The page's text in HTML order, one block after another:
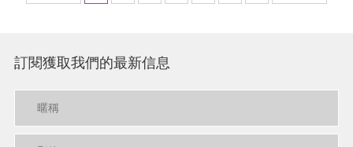
訂閱獲取我們的最新信息